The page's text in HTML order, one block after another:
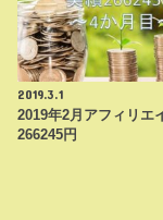
2019.3.1
2019年2月アフィリエ
266245円